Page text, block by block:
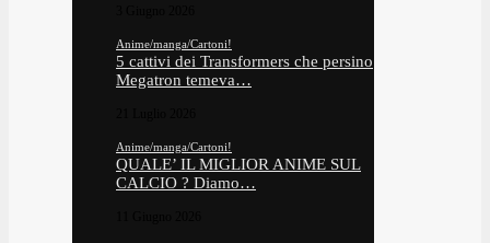
Anime/manga/Cartoni!
5 cattivi dei Transformers che persino
Megatron temeva…
Anime/manga/Cartoni!
QUALE’ IL MIGLIOR ANIME SUL
CALCIO ? Diamo…